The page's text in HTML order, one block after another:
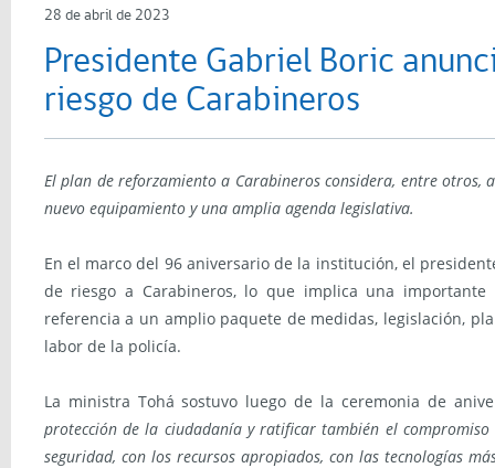
28 de abril de 2023
Presidente Gabriel Boric
riesgo de Carabineros
El plan de reforzamiento a Carabineros considera, entre otros,
nuevo equipamiento y una amplia agenda legislativa.
En el marco del 96 aniversario de la institución, el
de riesgo a Carabineros, lo que implica una
referencia a un amplio paquete de medidas, legislación,
labor de la policía.
La ministra Tohá sostuvo luego de la ceremonia de
protección de la ciudadanía y ratificar también el
seguridad, con los recursos apropiados, con las tecnologías